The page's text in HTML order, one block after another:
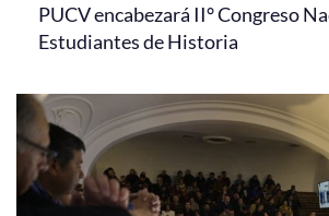
PUCV encabezará II° Congreso
Estudiantes de Historia